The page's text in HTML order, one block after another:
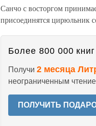
Санчо с восторгом
присоединятся цирюльник
Более 800 000
Получи 2 месяца
неограниченным
ПОЛУЧИТЬ